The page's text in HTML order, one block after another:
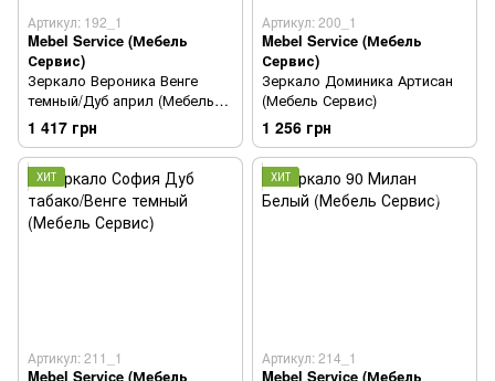
Артикул: 192_1
Mebel Service (Мебель
Сервис)
Зеркало Вероника Венге
темный/Дуб април (Мебель
Сервис)
1 417 грн
Артикул: 200_1
Mebel Service (Мебель
Сервис)
Зеркало Доминика Артисан
(Мебель Сервис)
1 256 грн
ХИТ
Артикул: 211_1
Mebel Service (Мебель
ХИТ
Артикул: 214_1
Mebel Service (Мебель